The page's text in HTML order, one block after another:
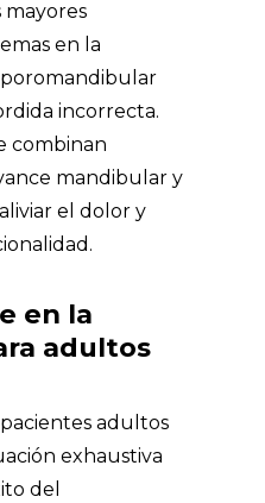
en la
incorrecta.
combinan
mandibular y
el dolor y
en la
adultos
adultos
exhaustiva
del